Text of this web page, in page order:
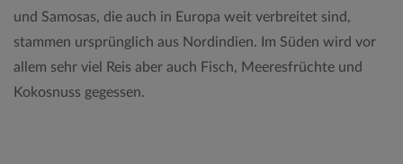
und Samosas, die auch in Europa weit verbreitet sind,
stammen ursprünglich aus Nordindien. Im Süden wird vor
allem sehr viel Reis aber auch Fisch, Meeresfrüchte und
Kokosnuss gegessen.